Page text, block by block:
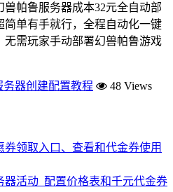
兽帕鲁服务器成本32元全自动部
简单有手就行，全程自动化一键
无需玩家手动部署幻兽帕鲁游戏
务器创建配置教程 48 Views
领取入口、查看和代金券使用
器活动_配置价格表和千元代金券